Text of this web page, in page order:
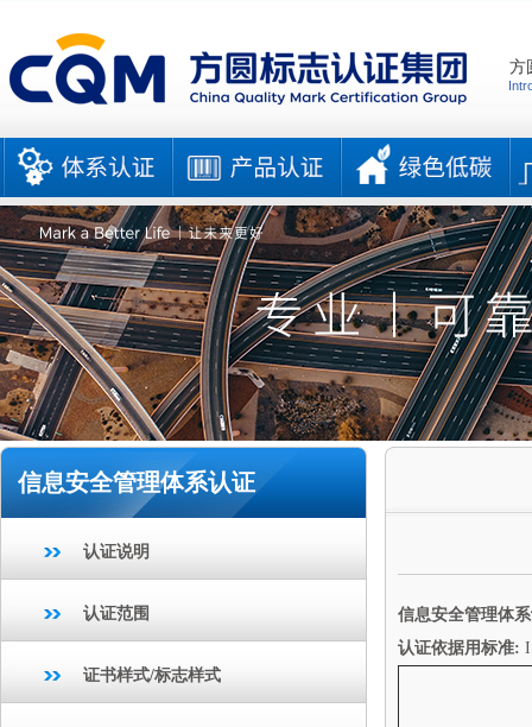
方
信息安全管理体系认证
认证说明
认证范围
证书样式/标志样式
信息安全管理体
认证依据用标准: